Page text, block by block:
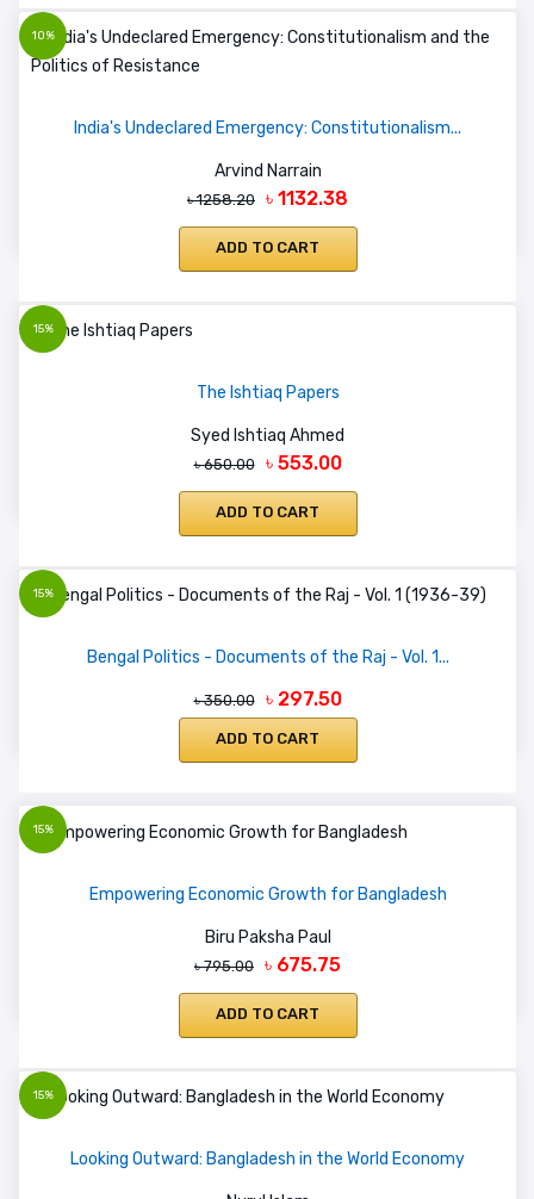
10%
India's Undeclared Emergency: Constitutionalism...
Arvind Narrain
৳ 1258.20 ৳ 1132.38
ADD TO CART
15%
The Ishtiaq Papers
Syed Ishtiaq Ahmed
৳ 650.00 ৳ 553.00
ADD TO CART
15%
Bengal Politics - Documents of the Raj - Vol. 1...
৳ 350.00 ৳ 297.50
ADD TO CART
15%
Empowering Economic Growth for Bangladesh
Biru Paksha Paul
৳ 795.00 ৳ 675.75
ADD TO CART
15%
Looking Outward: Bangladesh in the World Economy